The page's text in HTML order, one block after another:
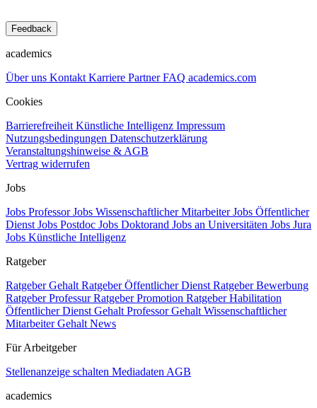
Feedback
academics
Über uns Kontakt Karriere PartnerFAQ academics.com
Cookies
Barrierefreiheit Künstliche Intelligenz Impressum
Nutzungsbedingungen Datenschutzerklärung
Veranstaltungshinweise & AGB
Vertrag widerrufen
Jobs
Jobs ProfessorJobs Wissenschaftlicher MitarbeiterJobs Öffentlicher
Dienst Jobs Postdoc Jobs Doktorand Jobs an Universitäten Jobs Jura
Jobs Künstliche Intelligenz
Ratgeber
Ratgeber Gehalt Ratgeber Öffentlicher Dienst Ratgeber Bewerbung
Ratgeber ProfessurRatgeber Promotion Ratgeber Habilitation
Öffentlicher Dienst Gehalt Professor Gehalt Wissenschaftlicher
Mitarbeiter Gehalt News
Für Arbeitgeber
Stellenanzeige schalten Mediadaten AGB
academics